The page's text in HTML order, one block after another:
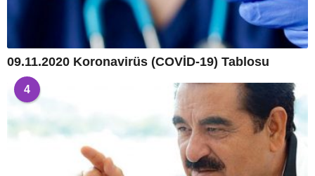
09.11.2020 Koronavirüs (COVİD-19) Tablosu
4